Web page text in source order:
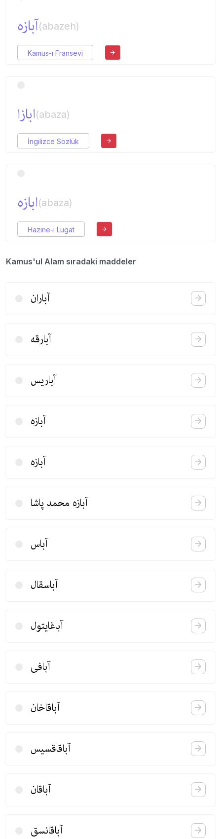
آبازه(abazeh)
Kamus-ı Fransevi
ابازا(abaza)
İngilizce Sözlük
ابازه(abaza)
Hazine-i Lugat
Kamus'ul Alam sıradaki maddeler
آباران
آبارقه
آباریس
آبازه
آبازه
آبازه محمد پاشا
آباس
آباسقال
آباغایتول
آبافی
آباقاخان
آباقاقسیس
آباقان
آباقانسق